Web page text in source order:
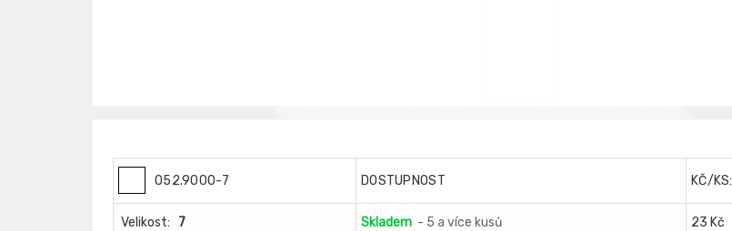
052.9000-7 DOSTUPNOST KČ/KS:
Velikost: 7 Skladem - 5 a více kusů 23 Kč